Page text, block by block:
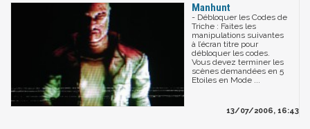
Manhunt
- Débloquer les Codes de
Triche : Faites les
manipulations suivantes
à l’écran titre pour
débloquer les codes.
Vous devez terminer les
scènes demandées en 5
Etoiles en Mode ...
13/07/2006, 16:43